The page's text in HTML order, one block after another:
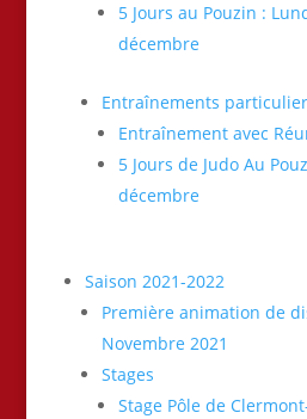
5 Jours au Pouzin :
décembre
Entraînements
Entraînement avec
5 Jours de Judo Au
décembre
Saison 2021-2022
Première animation de
Novembre 2021
Stages
Stage Pôle de